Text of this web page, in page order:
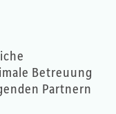
Betreuung
Partnern